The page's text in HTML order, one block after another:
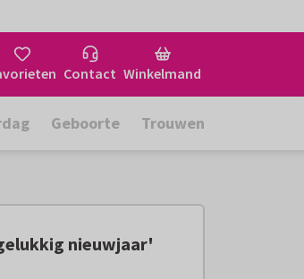
Contact Winkelmand
Geboorte Trouwen
nieuwjaar'